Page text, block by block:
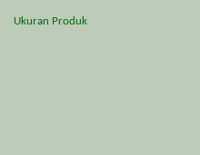
Ukuran Produk